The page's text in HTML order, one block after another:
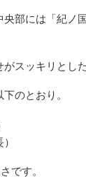
部には「紀ノ
スッキリとし
のとおり。
です。